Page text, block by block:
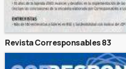
Revista Corresponsables 83